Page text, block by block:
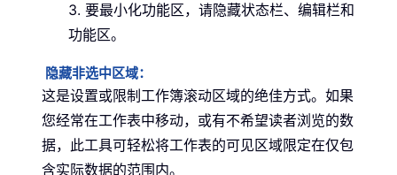
3. 要最小化功能区，请隐藏状态栏、编辑栏和
功能区。
隐藏非选中区域：
这是设置或限制工作簿滚动区域的绝佳方式。如果
您经常在工作表中移动，或有不希望读者浏览的数
据，此工具可轻松将工作表的可见区域限定在仅包
含实际数据的范围内。